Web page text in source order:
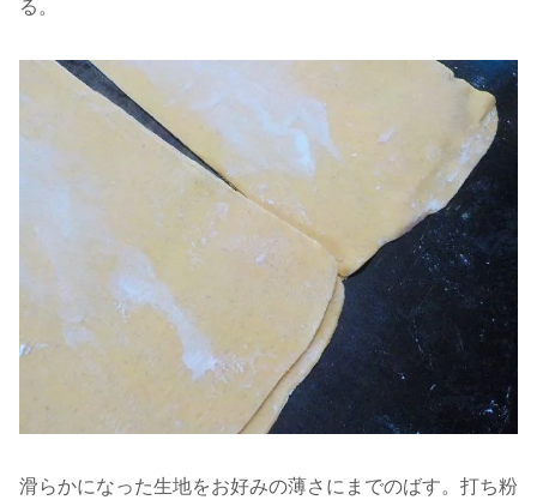
る。
滑らかになった生地をお好みの薄さにまでのばす。打ち粉